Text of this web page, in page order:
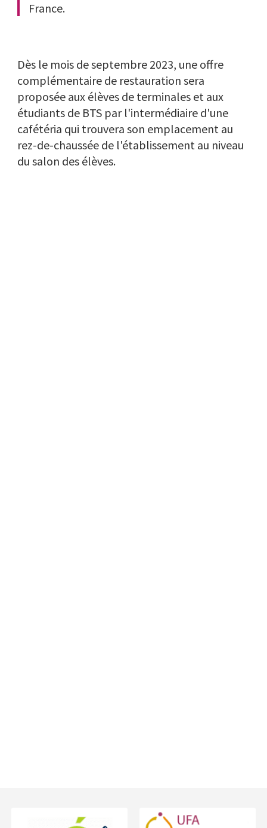
France.
Dès le mois de septembre 2023, une offre
complémentaire de restauration sera
proposée aux élèves de terminales et aux
étudiants de BTS par l'intermédiaire d'une
cafétéria qui trouvera son emplacement au
rez-de-chaussée de l'établissement au niveau
du salon des élèves.